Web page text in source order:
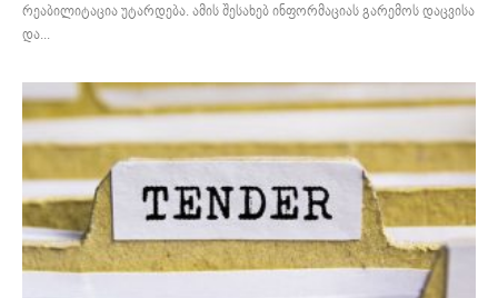
რეაბილიტაცია უტარდება. ამის შესახებ ინფორმაციას გარემოს დაცვისა
და...